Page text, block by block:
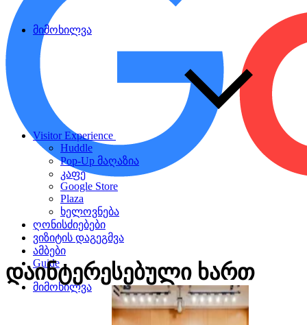
მიმოხილვა
Visitor Experience
Huddle
Pop-Up მაღაზია
კაფე
Google Store
Plaza
ხელოვნება
ღონისძიებები
ვიზიტის დაგეგმვა
ამბები
Guide
მიმოხილვა
დაინტერესებული ხართ